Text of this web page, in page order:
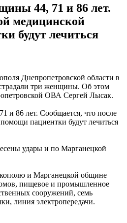
44, 71 и 86 лет.
медицинской
будут лечиться
Днепропетровской области в
три женщины. Об этом
ОВА Сергей Лысак.
и 86 лет. Сообщается, что после
пациентки будут лечиться
удары и по Марганецкой
и Марганецкой общине
пищевое и промышленное
сооружений, семь
линия электропередачи.